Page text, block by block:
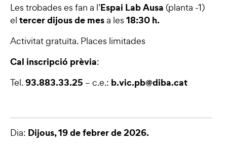
Les trobades es fan a l’Espai Lab Ausa (planta -1)
el tercer dijous de mesa les 18:30 h.
Activitat gratuïta. Places limitades
Cal inscripció prèvia:
Tel.93.883.33.25 – c.e.: b.vic.pb@diba.cat
Dia: Dijous, 19 de febrer de 2026.